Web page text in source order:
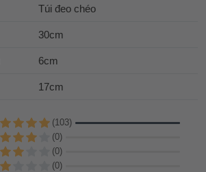
Túi đeo chéo
30cm
6cm
17cm
(103)
(0)
(0)
(0)